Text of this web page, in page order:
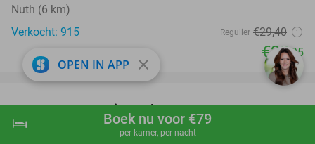
shopping_cart Boek nu
hotel Boek nu voor €79
per kamer, per nacht
Nuth (6 km)
Verkocht: 915
Regulier €29,40
€22,95
favorite_border
Entree voor Movie Park Germany
OPEN IN APP close